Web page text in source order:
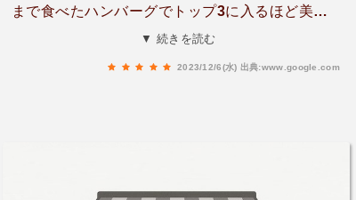
まで食べたハンバーグでトップ3に入るほど美味
しかったです。隣には乗馬体験が出来るのでお馬
▼ 続きを読む
2023/12/6(水) 出典:www.google.com